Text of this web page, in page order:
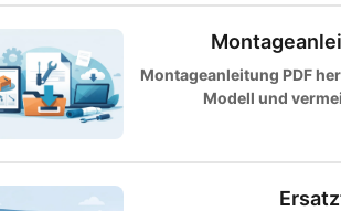
Montageanleitung PDF
Modell und